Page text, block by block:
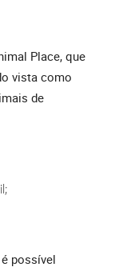
Place, que
vista como
de
possível